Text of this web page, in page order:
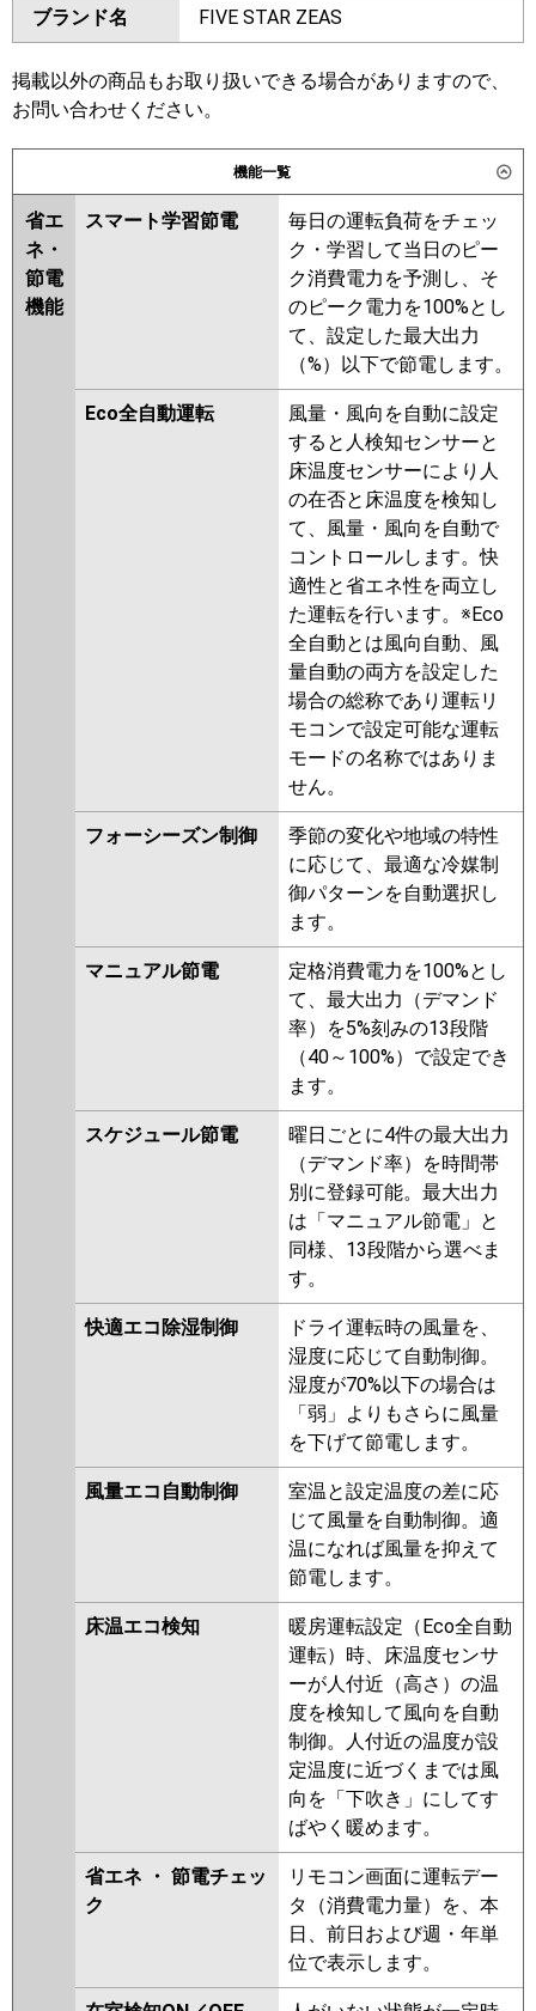
三菱電機 PMZ-ZRMP63F6
ZRMP63FF6
日立 RCIS-GP63RGH8
三菱重工 FDTSZ636H6S
パナソニック PA-P63D7GNC PA-P63D7GC
SSRK63BYNT SSRK63BYT
SSRK63BJT SSRK63BJNT
SSRK63BFT SSRK63BFNT
SSRK63BCNT
東芝 RSXA06333MUB RSXA06333MU
RSXA06333XU
三菱電機 PMZ-ZRMP63F5 PMZ-
ZRMP63FF5
PMZ-ZRMP63F4
PMZ-ZRMP63FF4 PMZ-
ZRMP63FF3 PMZ-ZRMP63F3
PMZ-ZRMP63FF2 PMZ-
ZRMP63F2 PMZ-ZRMP63FFZ
PMZ-ZRMP63FZ PMZ-
ZRMP63FY PMZ-ZRMP63FFY
PMZ-ZRMP63FFV PMZ-
ZRMP63FV PMZ-ZRMP63FR
PMZ-ZRMP63FFR
RCIS-GP63RGH7
RCIS-GP63RGH6
RCIS-GP63RGH5 RCIS-GP63RGH4
RCIS-GP63RGH3 RCIS-AP63GH7
RCIS-GP63RGH2 RCIS-AP63GH6
RCIS-GP63RGH1
FDTSZ635HA5SA
FDTSZ635H5SA FDTSZ635H5S
パナソニック PA-P63D7GNB PA-P63D7GB PA-
P63D7G
PA-P63D7GN PA-
P63D6GNB PA-P63D6GB PA-
PA-P63D6GN
ブランド名 FIVE STAR ZEAS
掲載以外の商品もお取り扱いできる場合がありますので、
お問い合わせください。
機能一覧
省エ
ネ・
節電
機能
スマート学習節電
毎日の運転負荷をチェッ
ク・学習して当日のピー
ク消費電力を予測し、そ
のピーク電力を100%とし
て、設定した最大出力
（%）以下で節電します。
Eco全自動運転
風量・風向を自動に設定
すると人検知センサーと
床温度センサーにより人
の在否と床温度を検知し
て、風量・風向を自動で
コントロールします。快
適性と省エネ性を両立し
た運転を行います。※Eco
全自動とは風向自動、風
量自動の両方を設定した
場合の総称であり運転リ
モコンで設定可能な運転
モードの名称ではありま
せん。
フォーシーズン制御
季節の変化や地域の特性
に応じて、最適な冷媒制
御パターンを自動選択し
ます。
マニュアル節電
定格消費電力を100%とし
て、最大出力（デマンド
率）を5%刻みの13段階
（40～100%）で設定でき
ます。
スケジュール節電
曜日ごとに4件の最大出力
（デマンド率）を時間帯
別に登録可能。最大出力
は「マニュアル節電」と
同様、13段階から選べま
す。
快適エコ除湿制御
ドライ運転時の風量を、
湿度に応じて自動制御。
湿度が70%以下の場合は
「弱」よりもさらに風量
を下げて節電します。
風量エコ自動制御
室温と設定温度の差に応
じて風量を自動制御。適
温になれば風量を抑えて
節電します。
床温エコ検知
暖房運転設定（Eco全自動
運転）時、床温度センサ
ーが人付近（高さ）の温
度を検知して風向を自動
制御。人付近の温度が設
定温度に近づくまでは風
向を「下吹き」にしてす
ばやく暖めます。
省エネ ・ 節電チェッ
ク
リモコン画面に運転デー
タ（消費電力量）を、本
日、前日および週・年単
位で表示します。